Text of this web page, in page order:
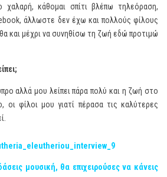
χαλαρή, κάθομαι σπίτι βλέπω τηλεόραση,
άλλωστε δεν έχω και πολλούς φίλους
και μέχρι να συνηθίσω τη ζωή εδώ προτιμώ
αλλά μου λείπει πάρα πολύ και η ζωή στο
οι φίλοι μου γιατί πέρασα τις καλύτερες
μουσική, θα επιχειρούσες να κάνεις